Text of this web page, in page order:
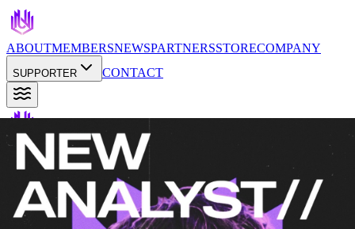
ABOUTMEMBERSNEWSPARTNERSSTORECOMPANY
SUPPORTER CONTACT
2025.09.13